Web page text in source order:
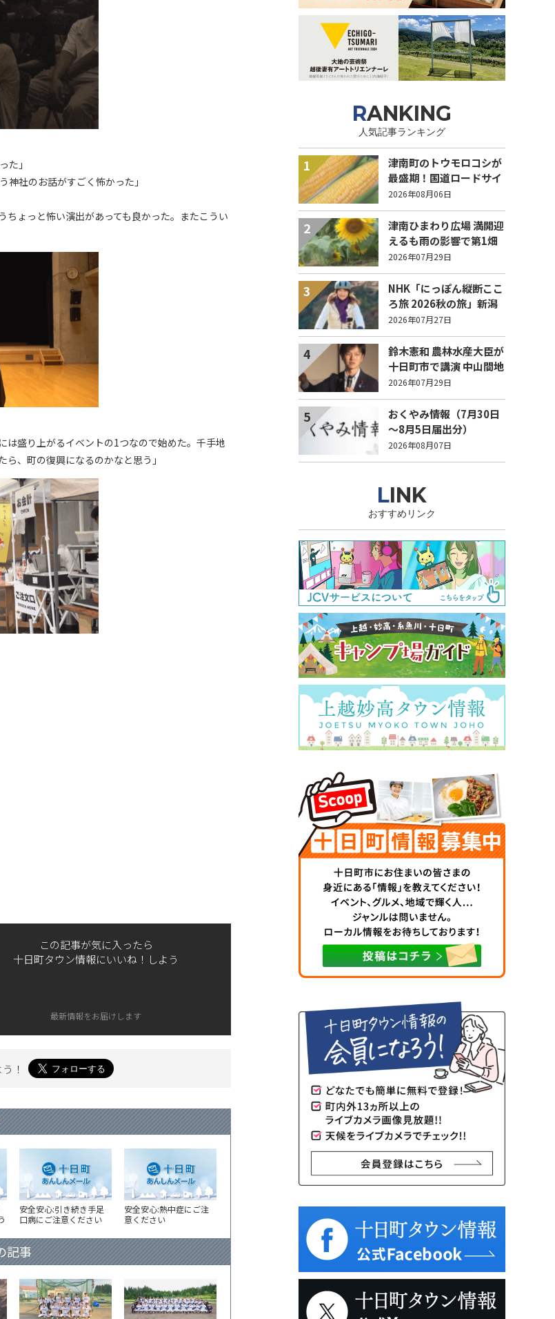
た」
神社のお話がすごく怖かった」
ちょっと怖い演出があっても良かった。またこうい
は盛り上がるイベントの1つなので始めた。千手地
、町の復興になるのかなと思う」
この記事が気に入ったら
十日町タウン情報にいいね！しよう
最新情報をお届けします
！
安全安心:引き続き手足
口病にご注意ください
安全安心:熱中症にご注
意ください
記事
RANKING
人気記事ランキング
1
津南町のトウモロコシが
最盛期！国道ロードサイ
ドの直売所は朝から長い
列！
2026年08月06日
2
津南ひまわり広場 満開迎
えるも雨の影響で第1畑
の半分が倒伏 8/4まで駐
車場を無料開放
2026年07月29日
3
NHK「にっぽん縦断ここ
ろ旅 2026秋の旅」新潟
県 エピソード募集中！
2026年07月27日
4
鈴木憲和 農林水産大臣が
十日町市で講演 中山間地
域でも持続可能で稼げる
農業とは？
2026年07月29日
5
おくやみ情報（7月30日
～8月5日届出分）
2026年08月07日
LINK
おすすめリンク